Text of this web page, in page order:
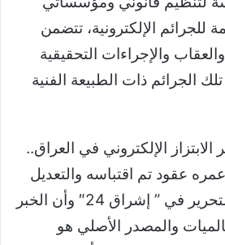
الإلكترونية، تتضمن
والإجراءات التحقيقية
الجرائم ذات الطبيعة الفنية
الابتزاز الإلكتروني في العراق..
عقود تم اقتباسه والتعديل
عليه من قبل فريق التحرير في ” إشراق 24″ وأن الخبر
والمصدر الأصلي هو